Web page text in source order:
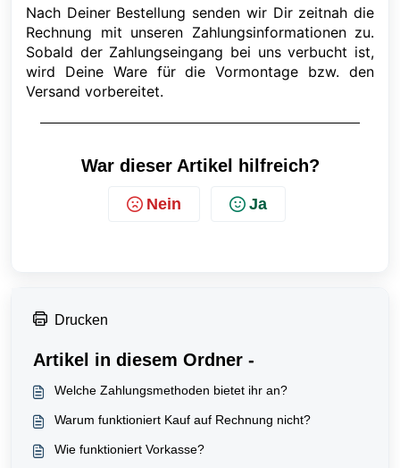
Nach Deiner Bestellung senden wir Dir zeitnah die
Rechnung mit unseren Zahlungsinformationen zu.
Sobald der Zahlungseingang bei uns verbucht ist,
wird Deine Ware für die Vormontage bzw. den
Versand vorbereitet.
War dieser Artikel hilfreich?
Nein Ja
Drucken
Artikel in diesem Ordner -
Welche Zahlungsmethoden bietet ihr an?
Warum funktioniert Kauf auf Rechnung nicht?
Wie funktioniert Vorkasse?